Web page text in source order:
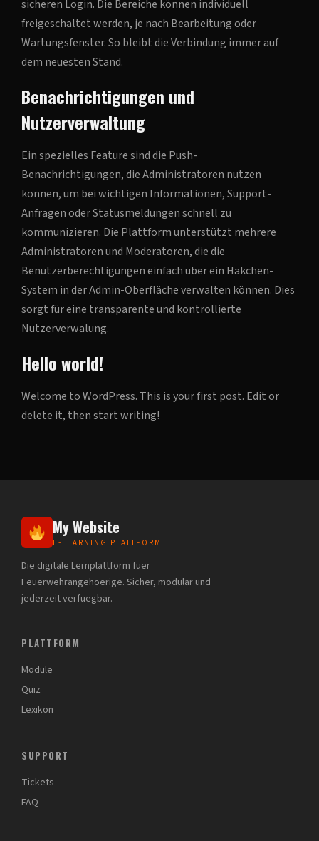
sicheren Login. Die Bereiche können individuell
freigeschaltet werden, je nach Bearbeitung oder
Wartungsfenster. So bleibt die Verbindung immer auf
dem neuesten Stand.
Benachrichtigungen und
Nutzerverwaltung
Ein spezielles Feature sind die Push-
Benachrichtigungen, die Administratoren nutzen
können, um bei wichtigen Informationen, Support-
Anfragen oder Statusmeldungen schnell zu
kommunizieren. Die Plattform unterstützt mehrere
Administratoren und Moderatoren, die die
Benutzerberechtigungen einfach über ein Häkchen-
System in der Admin-Oberfläche verwalten können. Dies
sorgt für eine transparente und kontrollierte
Nutzerverwalung.
Hello world!
Welcome to WordPress. This is your first post. Edit or
delete it, then start writing!
My Website
E-LEARNING PLATTFORM
Die digitale Lernplattform fuer
Feuerwehrangehoerige. Sicher, modular und
jederzeit verfuegbar.
PLATTFORM
Module
Quiz
Lexikon
SUPPORT
Tickets
FAQ